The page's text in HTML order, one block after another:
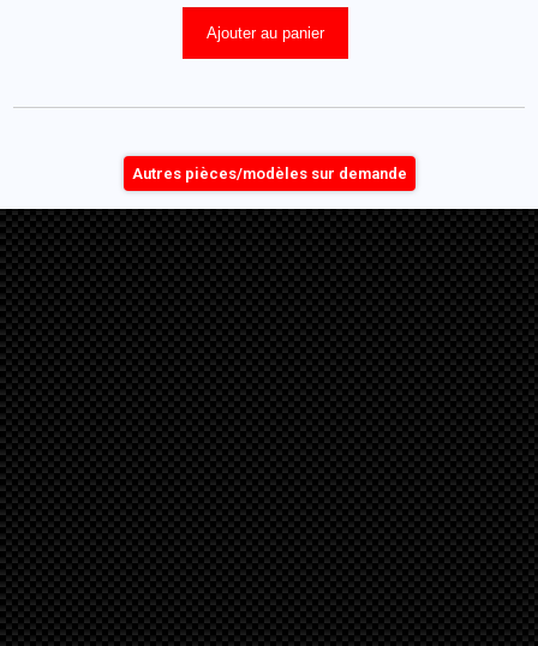
Ajouter au panier
Autres pièces/modèles sur demande